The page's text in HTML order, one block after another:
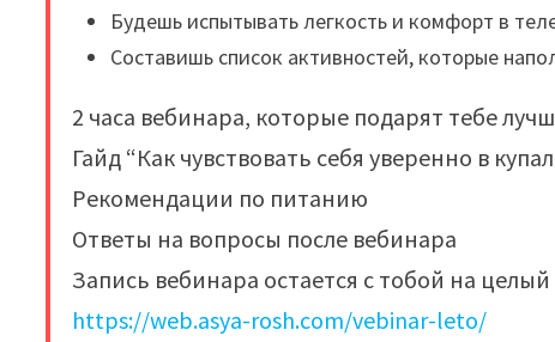
Будешь испытывать легкость и комфорт в
Составишь список активностей, которые
2 часа вебинара, которые подарят тебе
Гайд “Как чувствовать себя уверенно в
Рекомендации по питанию
Ответы на вопросы после вебинара
Запись вебинара остается с тобой на
https://web.asya-rosh.com/vebinar-leto/